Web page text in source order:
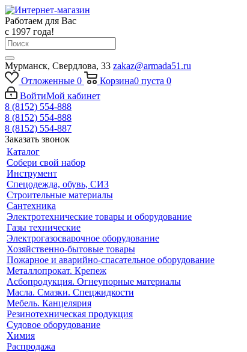
Работаем для Вас
с 1997 года!
Мурманск, Свердлова, 33 zakaz@armada51.ru
Отложенные 0 Корзина0 пуста 0
ВойтиМой кабинет
8 (8152) 554-888
8 (8152) 554-888
8 (8152) 554-887
Заказать звонок
Каталог
Собери свой набор
Инструмент
Спецодежда, обувь, СИЗ
Строительные материалы
Сантехника
Электротехнические товары и оборудование
Газы технические
Электрогазосварочное оборудование
Хозяйственно-бытовые товары
Пожарное и аварийно-спасательное оборудование
Металлопрокат. Крепеж
Асбопродукция. Огнеупорные материалы
Масла. Смазки. Спецжидкости
Мебель. Канцелярия
Резинотехническая продукция
Судовое оборудование
Химия
Распродажа